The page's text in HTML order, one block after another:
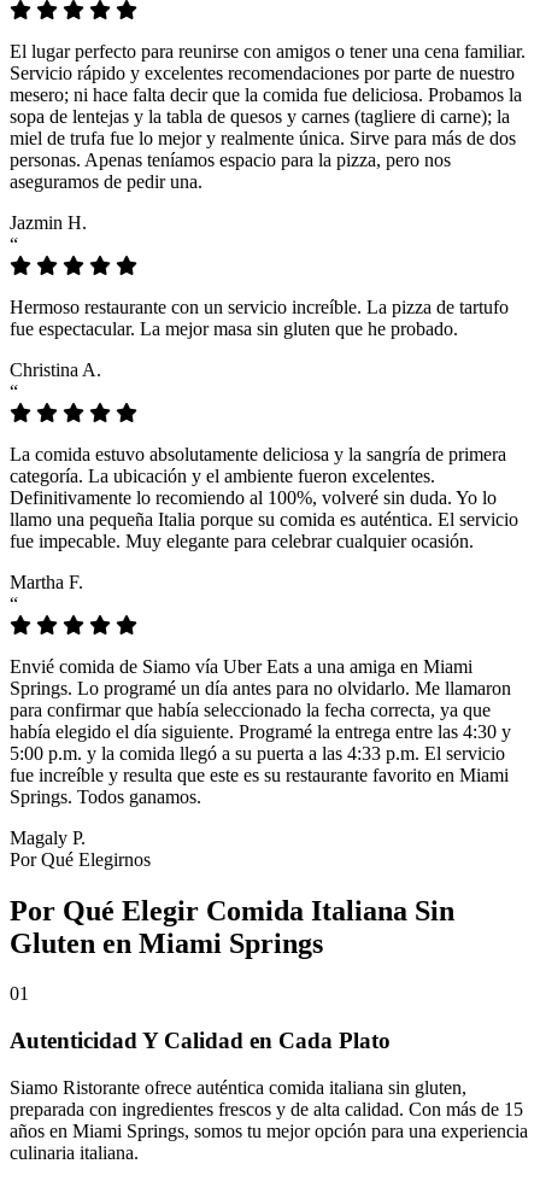
El lugar perfecto para reunirse con amigos o tener una cena familiar.
Servicio rápido y excelentes recomendaciones por parte de nuestro
mesero; ni hace falta decir que la comida fue deliciosa. Probamos la
sopa de lentejas y la tabla de quesos y carnes (tagliere di carne); la
miel de trufa fue lo mejor y realmente única. Sirve para más de dos
personas. Apenas teníamos espacio para la pizza, pero nos
aseguramos de pedir una.
Jazmin H.
“
Hermoso restaurante con un servicio increíble. La pizza de tartufo
fue espectacular. La mejor masa sin gluten que he probado.
Christina A.
“
La comida estuvo absolutamente deliciosa y la sangría de primera
categoría. La ubicación y el ambiente fueron excelentes.
Definitivamente lo recomiendo al 100%, volveré sin duda. Yo lo
llamo una pequeña Italia porque su comida es auténtica. El servicio
fue impecable. Muy elegante para celebrar cualquier ocasión.
Martha F.
“
Envié comida de Siamo vía Uber Eats a una amiga en Miami
Springs. Lo programé un día antes para no olvidarlo. Me llamaron
para confirmar que había seleccionado la fecha correcta, ya que
había elegido el día siguiente. Programé la entrega entre las 4:30 y
5:00 p.m. y la comida llegó a su puerta a las 4:33 p.m. El servicio
fue increíble y resulta que este es su restaurante favorito en Miami
Springs. Todos ganamos.
Magaly P.
Por Qué Elegirnos
Por Qué Elegir Comida Italiana Sin
Gluten en Miami Springs
01
Autenticidad Y Calidad en Cada Plato
Siamo Ristorante ofrece auténtica comida italiana sin gluten,
preparada con ingredientes frescos y de alta calidad. Con más de 15
años en Miami Springs, somos tu mejor opción para una experiencia
culinaria italiana.